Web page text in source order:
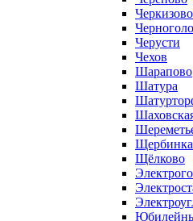
Черкизово
Черусти
Чехов
Шарапово
Шатура
Щербинка
Щёлково